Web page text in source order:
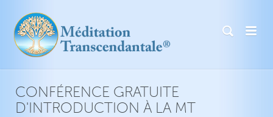
CONFÉRENCE GRATUITE
D'INTRODUCTION À LA MT